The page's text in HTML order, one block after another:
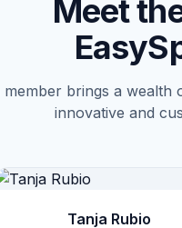
Meet
member brings a
innovative and
Tanja Rubio